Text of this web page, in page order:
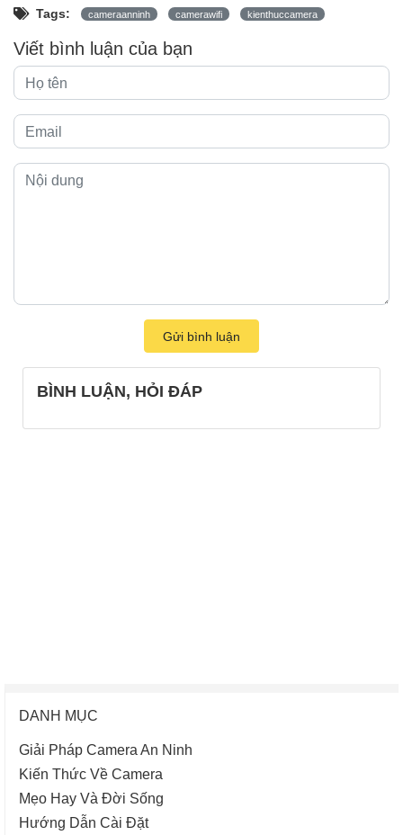
Tags: cameraanninh camerawifi kienthuccamera
Viết bình luận của bạn
Gửi bình luận
BÌNH LUẬN, HỎI ĐÁP
DANH MỤC
Giải Pháp Camera An Ninh
Kiến Thức Về Camera
Mẹo Hay Và Đời Sống
Hướng Dẫn Cài Đặt